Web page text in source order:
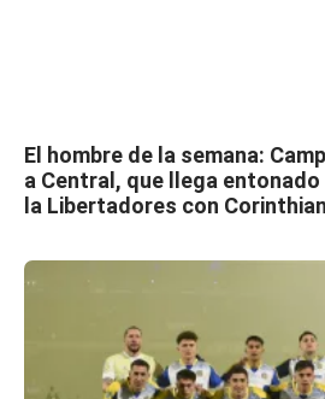
El hombre de la semana:
a Central, que llega
la Libertadores con